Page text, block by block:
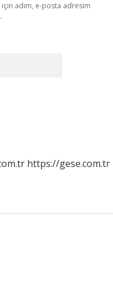
adım, e-posta adresim
https://gese.com.tr